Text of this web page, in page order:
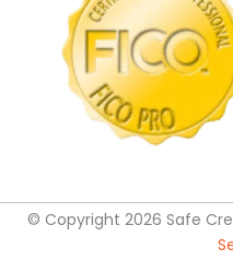
© Copyright 2026 Safe